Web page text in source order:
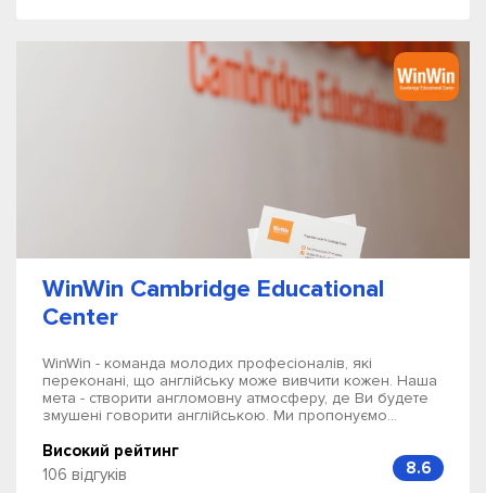
WinWin Cambridge Educational
Center
WinWin - команда молодих професіоналів, які
переконані, що англійську може вивчити кожен. Наша
мета - створити англомовну атмосферу, де Ви будете
змушені говорити англійською. Ми пропонуємо...
Високий рейтинг
106 відгуків
8.6